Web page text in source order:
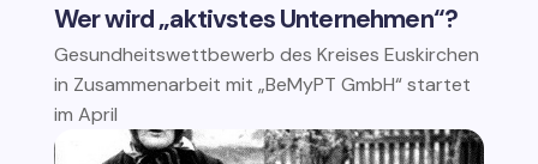
Wer wird „aktivstes Unternehmen“?
Gesundheitswettbewerb des Kreises Euskirchen
in Zusammenarbeit mit „BeMyPT GmbH“ startet
im April